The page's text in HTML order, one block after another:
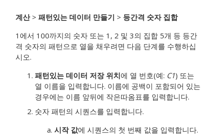
계산> 패턴있는 데이터 만들기 > 등간격 숫자 집합
1에서 100까지의 숫자 또는 1, 2 및 3의 집합 5개 등 등간
격 숫자의 패턴으로 열을 채우려면 다음 단계를 수행하십
시오.
패턴있는 데이터 저장 위치에 열 번호(예: C1) 또는
열 이름을 입력합니다. 이름에 공백이 포함되어 있는
경우에는 이름 앞뒤에 작은따옴표를 입력합니다.
숫자 패턴의 시퀀스를 입력합니다.
시작 값에 시퀀스의 첫 번째 값을 입력합니다.